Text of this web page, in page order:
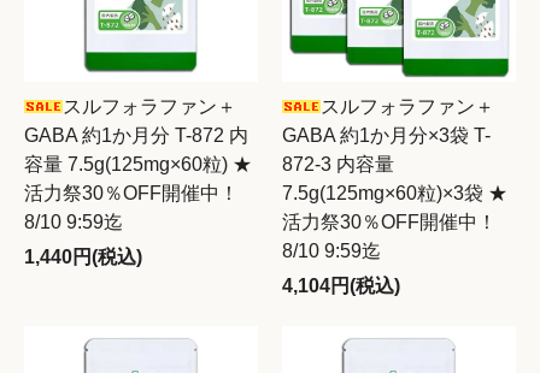
スルフォラファン＋
GABA 約1か月分 T-872 内
容量 7.5g(125mg×60粒) ★
活力祭30％OFF開催中！
8/10 9:59迄
1,440円(税込)
スルフォラファン＋
GABA 約1か月分×3袋 T-
872-3 内容量
7.5g(125mg×60粒)×3袋 ★
活力祭30％OFF開催中！
8/10 9:59迄
4,104円(税込)